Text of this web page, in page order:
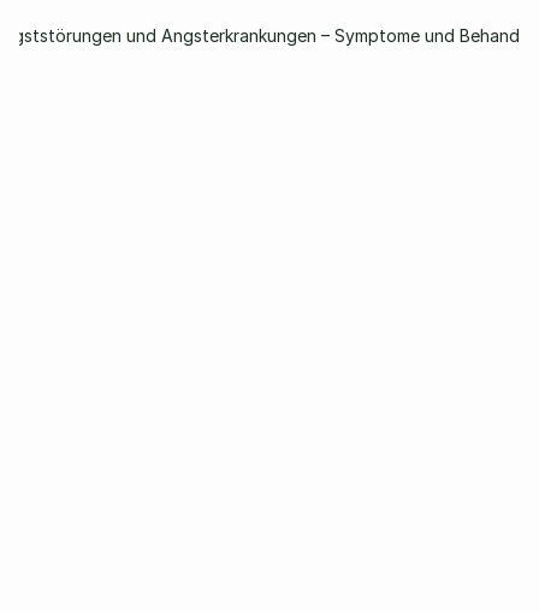
und Angsterkrankungen – Symptome und